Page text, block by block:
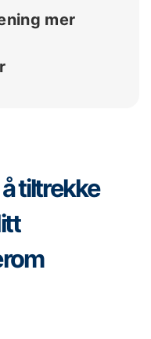
mer
tiltrekke